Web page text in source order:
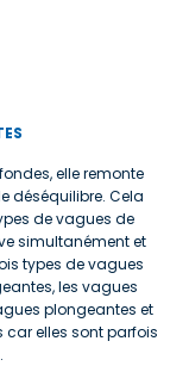
elle remonte
déséquilibre. Cela
de vagues de
simultanément et
types de vagues
les vagues
plongeantes et
car elles sont parfois